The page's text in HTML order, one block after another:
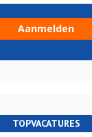
TOPVACATURES